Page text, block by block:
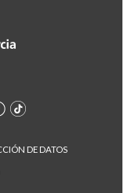
DE DATOS